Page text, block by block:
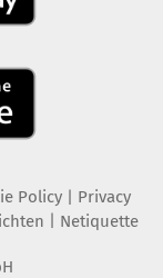
Policy| Privacy
Netiquette